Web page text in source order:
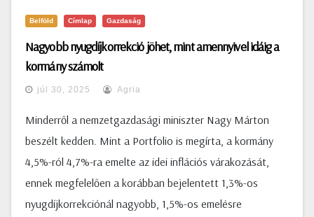
Belföld Címlap Gazdaság
Nagyobb nyugdíjkorrekció jöhet, mint amennyivel idáig a
kormány számolt
júl 30, 2025 Agria
Minderről a nemzetgazdasági miniszter Nagy Márton
beszélt kedden. Mint a Portfolio is megírta, a kormány
4,5%-ról 4,7%-ra emelte az idei inflációs várakozását,
ennek megfelelően a korábban bejelentett 1,3%-os
nyugdíjkorrekciónál nagyobb, 1,5%-os emelésre